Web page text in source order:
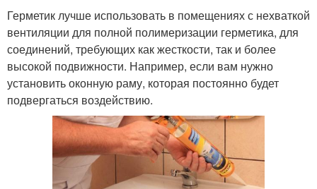
Герметик лучше использовать в помещениях с нехваткой
вентиляции для полной полимеризации герметика, для
соединений, требующих как жесткости, так и более
высокой подвижности. Например, если вам нужно
установить оконную раму, которая постоянно будет
подвергаться воздействию.